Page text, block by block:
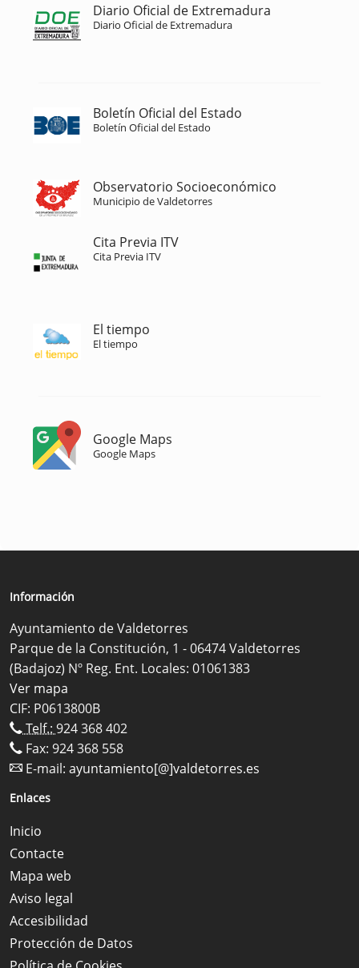
Diario Oficial de Extremadura
Diario Oficial de Extremadura
Boletín Oficial del Estado
Boletín Oficial del Estado
Observatorio Socioeconómico
Municipio de Valdetorres
Cita Previa ITV
Cita Previa ITV
El tiempo
El tiempo
Google Maps
Google Maps
Información
Ayuntamiento de Valdetorres
Parque de la Constitución, 1 - 06474 Valdetorres
(Badajoz) Nº Reg. Ent. Locales: 01061383
Ver mapa
CIF: P0613800B
Telf.: 924 368 402
Fax: 924 368 558
E-mail: ayuntamiento[@]valdetorres.es
Enlaces
Inicio
Contacte
Mapa web
Aviso legal
Accesibilidad
Protección de Datos